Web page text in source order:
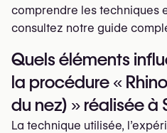
comprendre les techniques
consultez notre guide
Quels éléments
la procédure «
du nez) » réalisée à
La technique utilisée,